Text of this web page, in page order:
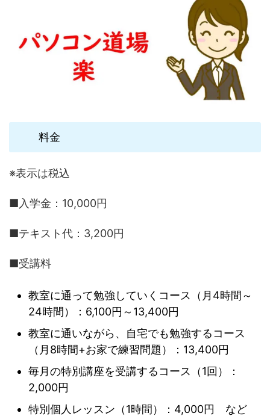
料金
※表示は税込
■入学金：10,000円
■テキスト代：3,200円
■受講料
教室に通って勉強していくコース（月4時間～
24時間）：6,100円～13,400円
教室に通いながら、自宅でも勉強するコース
（月8時間+お家で練習問題）：13,400円
毎月の特別講座を受講するコース（1回）：
2,000円
特別個人レッスン（1時間）：4,000円 など